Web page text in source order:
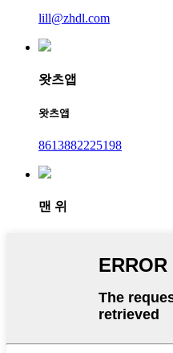
lill@zhdl.com
왓츠앱
왓츠앱
8613882225198
맨 위